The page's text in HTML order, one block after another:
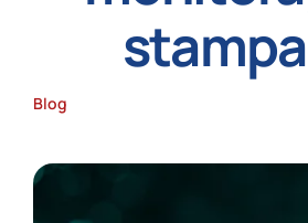
Risorse
Blog